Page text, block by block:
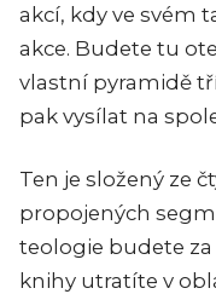
akcí, kdy ve svém
akce. Budete tu
vlastní pyramidě
pak vysílat na
Ten je složený ze
propojených
teologie budete
knihy utratíte v